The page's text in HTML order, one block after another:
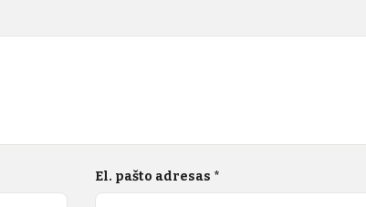
El. pašto adresas *